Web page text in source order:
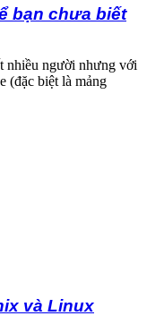
bạn chưa biết
nhiều người nhưng với
(đặc biệt là mảng
và Linux